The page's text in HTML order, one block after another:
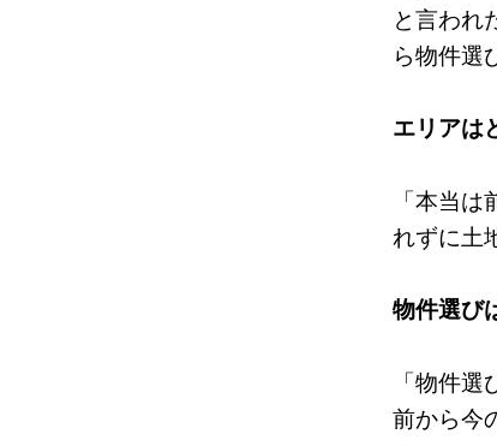
と言われ
ら物件選
エリアは
「本当
れずに土
物件選び
「物件
前から今